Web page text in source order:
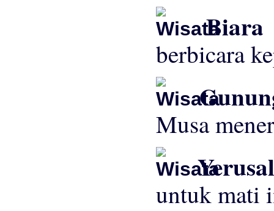
Biara
berbicara
Musa
untuk mati